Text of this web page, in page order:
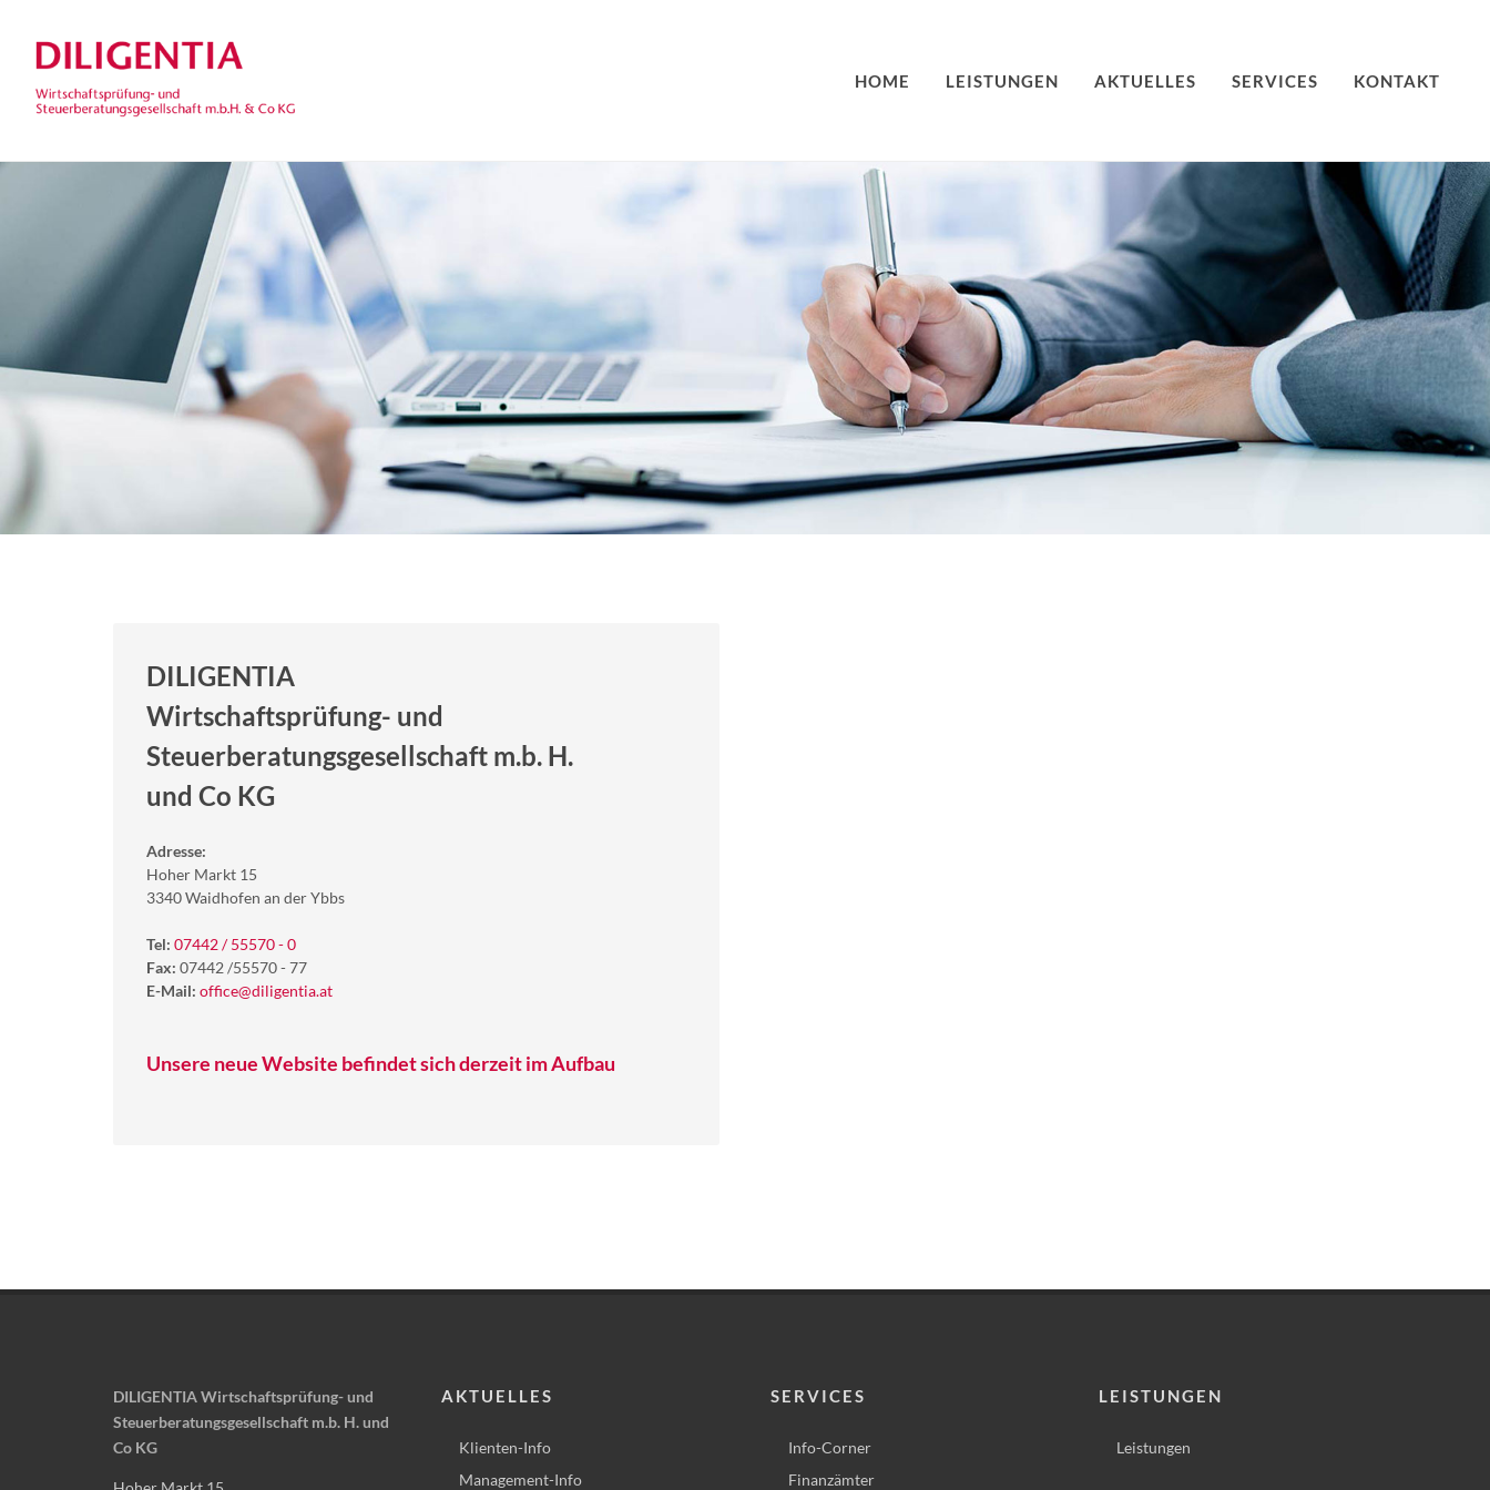
HOME LEISTUNGEN AKTUELLES SERVICES KONTAKT
DILIGENTIA
Wirtschaftsprüfung- und
Steuerberatungsgesellschaft m.b. H.
und Co KG
Adresse:
Hoher Markt 15
3340 Waidhofen an der Ybbs
Tel: 07442 / 55570 - 0
Fax: 07442 /55570 - 77
E-Mail: office@diligentia.at
Unsere neue Website befindet sich derzeit im Aufbau
DILIGENTIA Wirtschaftsprüfung- und
Steuerberatungsgesellschaft m.b. H. und
Co KG
AKTUELLES
Klienten-Info
Management-Info
SERVICES
Info-Corner
Finanzämter
LEISTUNGEN
Leistungen